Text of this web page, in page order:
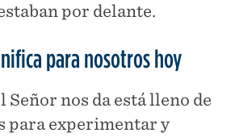
por delante.
para nosotros hoy
Señor nos da está lleno de
para experimentar y